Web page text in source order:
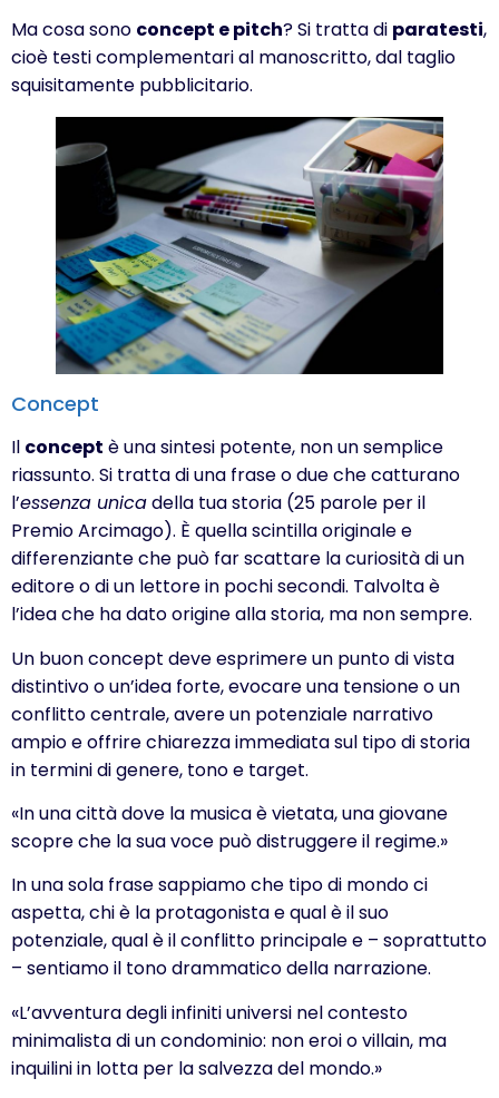
Ma cosa sono concept e pitch? Si tratta di paratesti,
cioè testi complementari al manoscritto, dal taglio
squisitamente pubblicitario.
Concept
Il concept è una sintesi potente, non un semplice
riassunto. Si tratta di una frase o due che catturano
l’essenza unicadella tua storia (25 parole per il
Premio Arcimago). È quella scintilla originale e
differenziante che può far scattare la curiosità di un
editore o di un lettore in pochi secondi. Talvolta è
l’idea che ha dato origine alla storia, ma non sempre.
Un buon concept deve esprimere un punto di vista
distintivo o un’idea forte, evocare una tensione o un
conflitto centrale, avere un potenziale narrativo
ampio e offrire chiarezza immediata sul tipo di storia
in termini di genere, tono e target.
«In una città dove la musica è vietata, una giovane
scopre che la sua voce può distruggere il regime.»
In una sola frase sappiamo che tipo di mondo ci
aspetta, chi è la protagonista e qual è il suo
potenziale, qual è il conflitto principale e – soprattutto
– sentiamo il tono drammatico della narrazione.
«L’avventura degli infiniti universi nel contesto
minimalista di un condominio: non eroi o villain, ma
inquilini in lotta per la salvezza del mondo.»